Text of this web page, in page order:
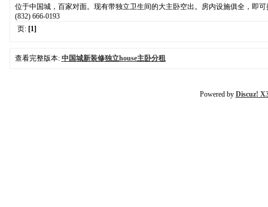
位于中国城，百家对面。现有带独立卫生间的大主卧空出。房内设施俱全，即
(832) 666-0193
页: [1]
查看完整版本: 中国城新装修独立house主卧分租
Powered by Discuz!